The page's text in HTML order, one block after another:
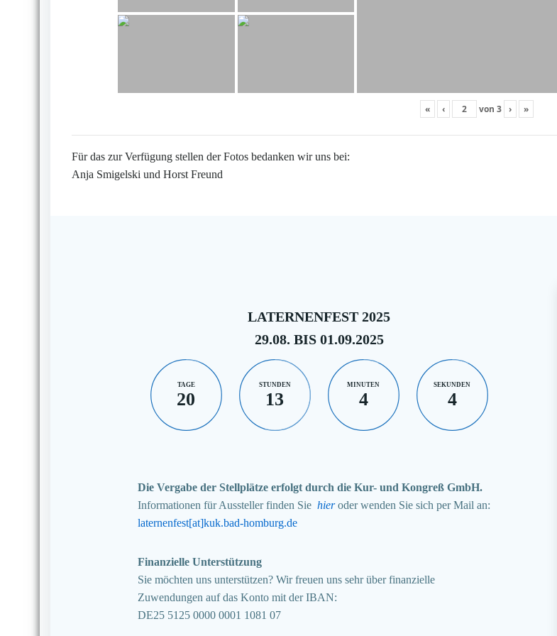
« ‹ von 3 › »
Für das zur Verfügung stellen der Fotos bedanken wir uns bei:
Anja Smigelski und Horst Freund
LATERNENFEST 2025
29.08. BIS 01.09.2025
TAGE
20
STUNDEN
13
MINUTEN
4
SEKUNDEN
3
Die Vergabe der Stellplätze erfolgt durch die Kur- und Kongreß GmbH.
Informationen für Aussteller finden Sie hieroder wenden Sie sich per Mail an:
laternenfest[at]kuk.bad-homburg.de
Finanzielle Unterstützung
Sie möchten uns unterstützen? Wir freuen uns sehr über finanzielle
Zuwendungen auf das Konto mit der IBAN:
DE25 5125 0000 0001 1081 07